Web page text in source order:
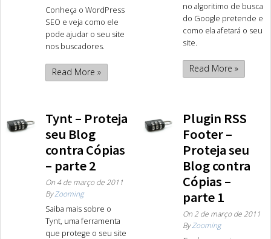
Conheça o WordPress
SEO e veja como ele
pode ajudar o seu site
nos buscadores.
Read More »
no algoritimo de busca
do Google pretende e
como ela afetará o seu
site.
Read More »
Tynt – Proteja
seu Blog
contra Cópias
– parte 2
On 4 de março de 2011
ByZooming
Saiba mais sobre o
Tynt, uma ferramenta
que protege o seu site
Plugin RSS
Footer –
Proteja seu
Blog contra
Cópias –
parte 1
On 2 de março de 2011
ByZooming